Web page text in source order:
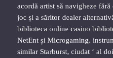
acordă artist să navigheze
joc și a săritor dealer
biblioteca online casino
NetEnt și Microgaming.
similar Starburst, ciudat ‘ al